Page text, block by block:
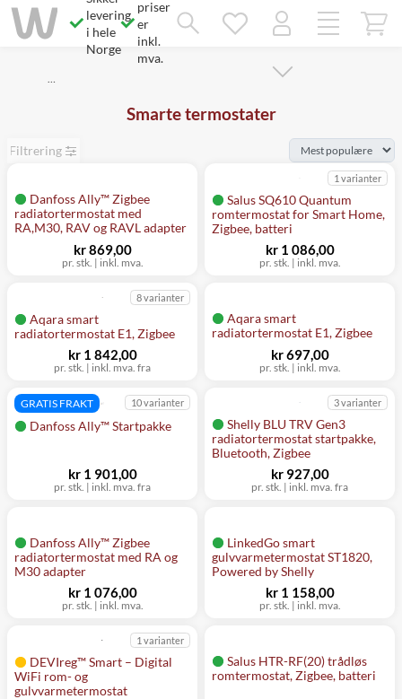
levering
i hele
Norge
priser
er
inkl.
mva.
…
Smarte termostater
Filtrering
Danfoss Ally™ Zigbee
radiatortermostat med
RA,M30, RAV og RAVL adapter
pr. stk. | inkl. mva.
kr 869,00
Salus SQ610 Quantum
romtermostat for Smart Home,
Zigbee, batteri
1 varianter
pr. stk. | inkl. mva.
kr 1 086,00
Aqara smart
radiatortermostat E1, Zigbee
8 varianter
pr. stk. | inkl. mva. fra
kr 1 842,00
Aqara smart
radiatortermostat E1, Zigbee
pr. stk. | inkl. mva.
kr 697,00
Danfoss Ally™ Startpakke
10 varianter
GRATIS FRAKT
pr. stk. | inkl. mva. fra
kr 1 901,00
Shelly BLU TRV Gen3
radiatortermostat startpakke,
Bluetooth, Zigbee
3 varianter
pr. stk. | inkl. mva. fra
kr 927,00
Danfoss Ally™ Zigbee
radiatortermostat med RA og
M30 adapter
pr. stk. | inkl. mva.
kr 1 076,00
LinkedGo smart
gulvvarmetermostat ST1820,
Powered by Shelly
pr. stk. | inkl. mva.
kr 1 158,00
DEVIreg™ Smart – Digital
WiFi rom- og
gulvvarmetermostat
1 varianter
Salus HTR-RF(20) trådløs
romtermostat, Zigbee, batteri
Savner du chatten?
Rett samtykke!